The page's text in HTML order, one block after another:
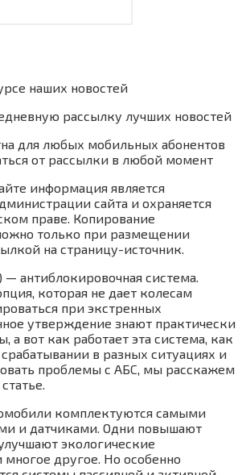
наших новостей
рассылку лучших новостей
для любых мобильных абонентов
от рассылки в любой момент
информация является
сайта и охраняется
праве. Копирование
только при размещении
на страницу-источник.
— антиблокировочная система.
которая не дает колесам
при экстренных
утверждение знают практически
а вот как работает эта система, как
в разных ситуациях и
проблемы с АБС, мы расскажем
комплектуются самыми
и датчиками. Одни повышают
экологические
многое другое. Но особенно